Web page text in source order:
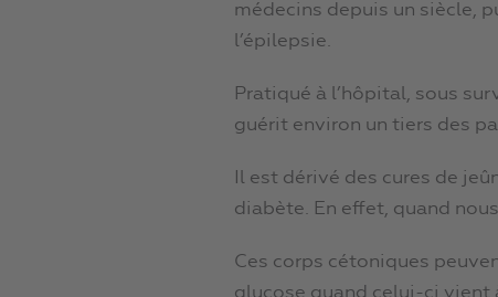
médecins depuis un siècle,
l’épilepsie.
Pratiqué à l’hôpital, sous
guérit environ un tiers des
Il est dérivé des cures de
diabète. En effet, quand
Ces corps cétoniques